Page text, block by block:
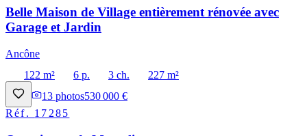
Belle Maison de Village entièrement rénovée avec
Garage et Jardin
Ancône
122 m²
6 p. 3 ch.
227 m²
13 photos530 000 €
Réf. 17285